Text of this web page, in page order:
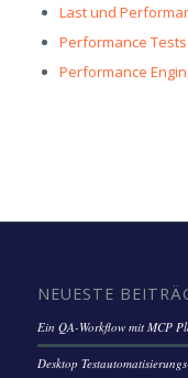
Last und
Performance Tests
Performance
NEUESTE
Ein QA-Workflow mit MCP
Desktop